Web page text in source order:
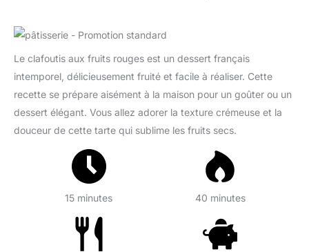
Le clafoutis aux fruits rouges est un dessert français
intemporel, délicieusement fruité et facile à réaliser. Cette
recette se prépare aisément à la maison pour un goûter ou un
dessert élégant. Vous allez adorer la texture crémeuse et la
douceur de cette tarte qui sublime les fruits secs.
15 minutes 40 minutes